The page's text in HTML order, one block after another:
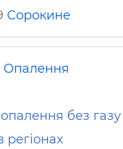
Сорокине
Опалення
без
регіонах